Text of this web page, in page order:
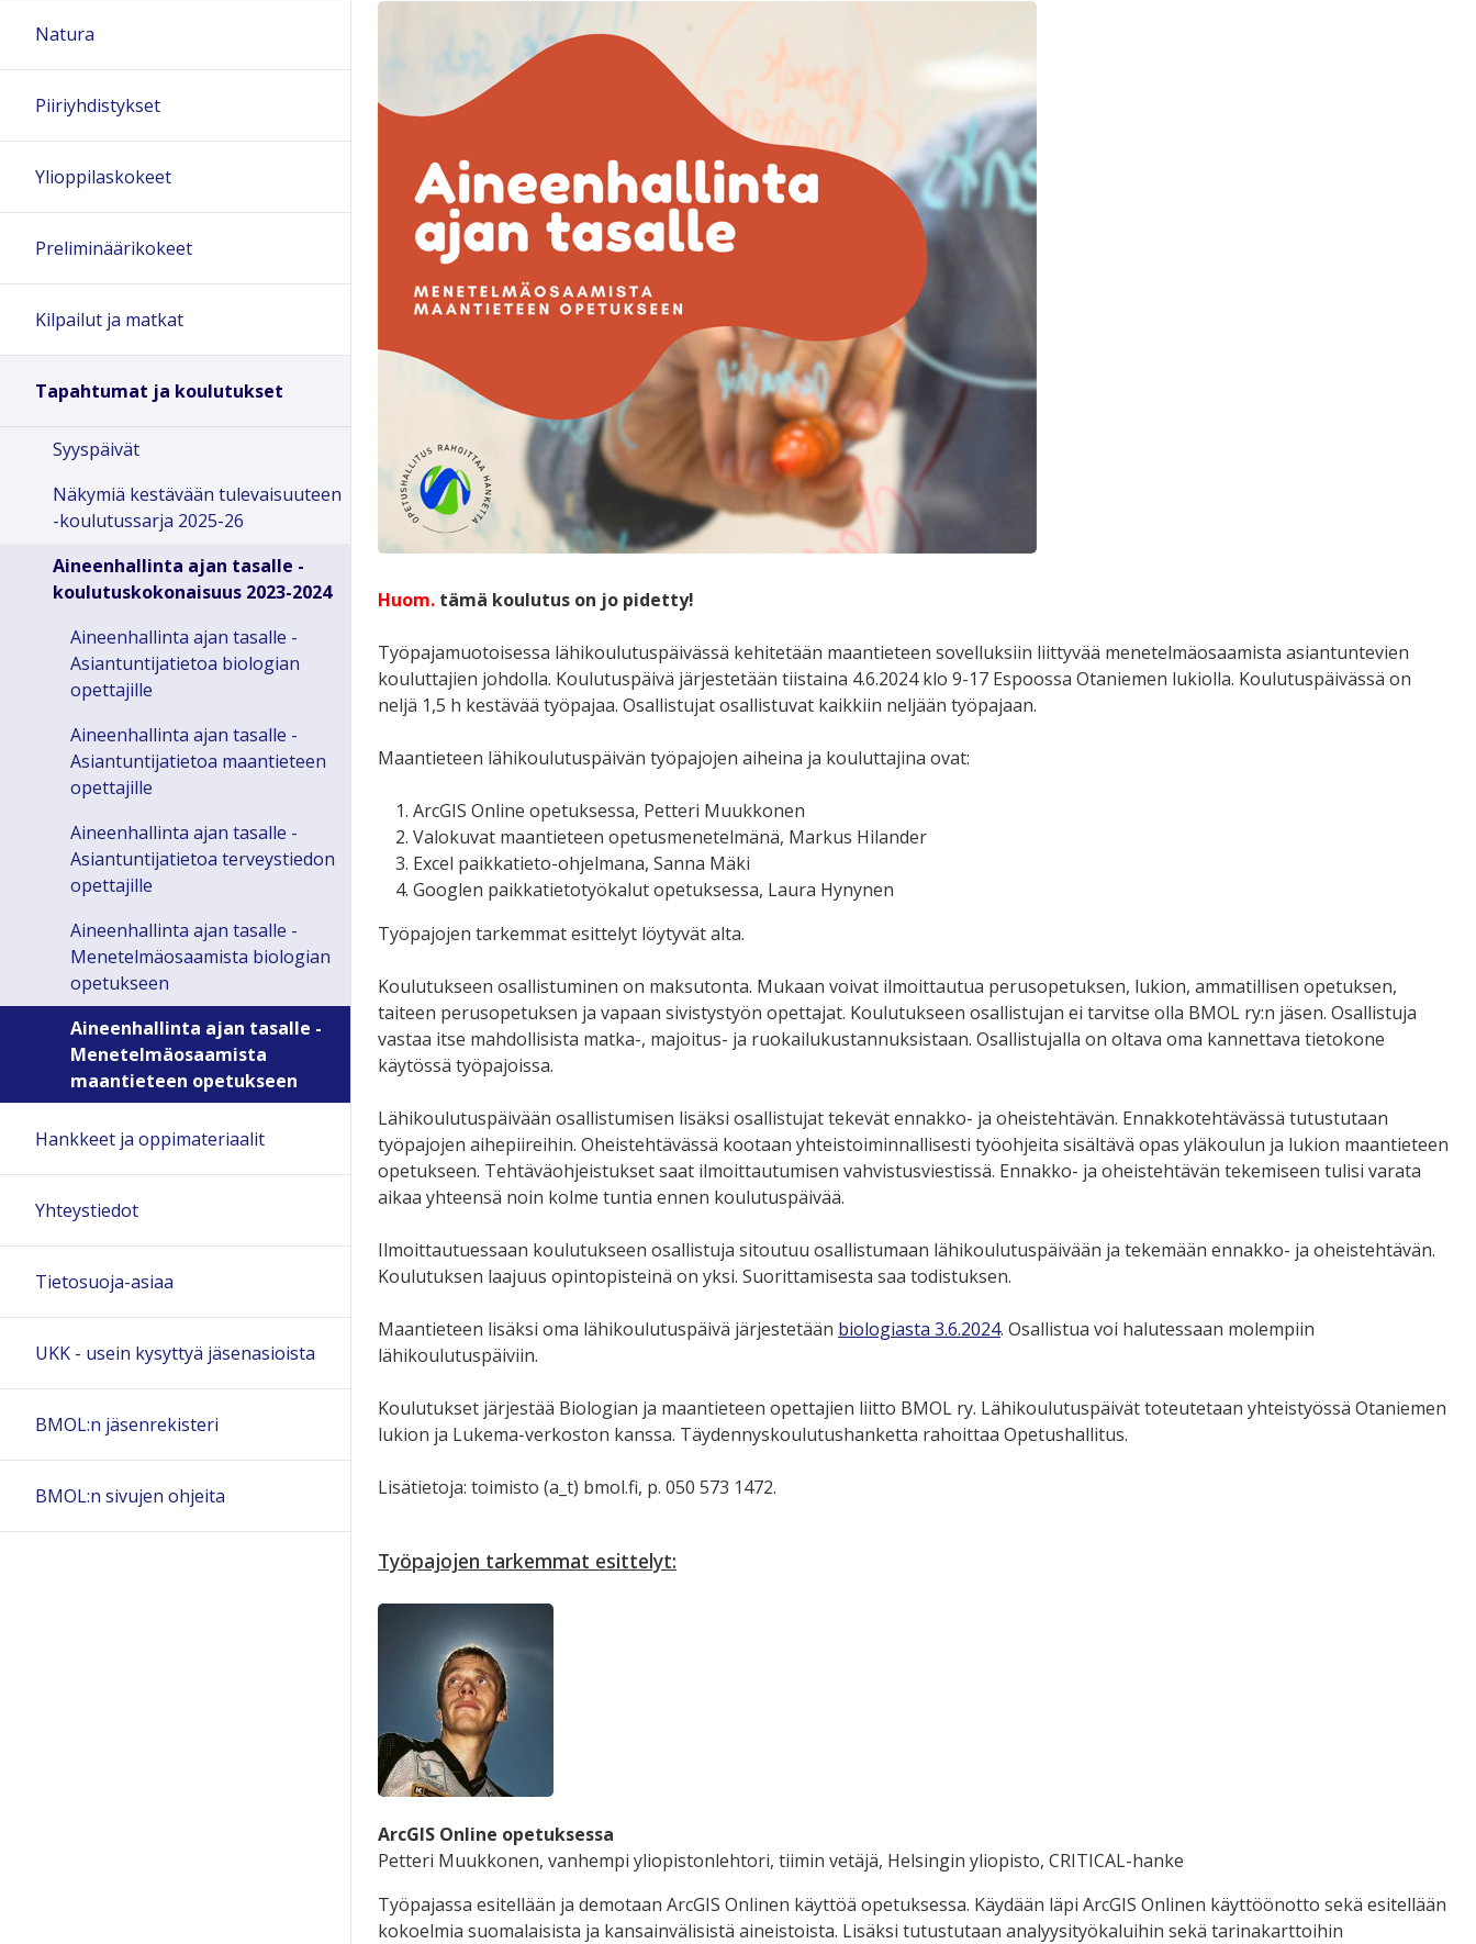
Huom. tämä koulutus on jo pidetty!
Työpajamuotoisessa lähikoulutuspäivässä kehitetään maantieteen sovelluksiin liittyvää menetelmäosaamista asiantuntevien
kouluttajien johdolla. Koulutuspäivä järjestetään tiistaina 4.6.2024 klo 9-17 Espoossa Otaniemen lukiolla. Koulutuspäivässä on
neljä 1,5 h kestävää työpajaa. Osallistujat osallistuvat kaikkiin neljään työpajaan.
Maantieteen lähikoulutuspäivän työpajojen aiheina ja kouluttajina ovat:
ArcGIS Online opetuksessa, Petteri Muukkonen
Valokuvat maantieteen opetusmenetelmänä, Markus Hilander
Excel paikkatieto-ohjelmana, Sanna Mäki
Googlen paikkatietotyökalut opetuksessa, Laura Hynynen
Työpajojen tarkemmat esittelyt löytyvät alta.
Koulutukseen osallistuminen on maksutonta. Mukaan voivat ilmoittautua perusopetuksen, lukion, ammatillisen opetuksen,
taiteen perusopetuksen ja vapaan sivistystyön opettajat. Koulutukseen osallistujan ei tarvitse olla BMOL ry:n jäsen. Osallistuja
vastaa itse mahdollisista matka-, majoitus- ja ruokailukustannuksistaan. Osallistujalla on oltava oma kannettava tietokone
käytössä työpajoissa.
Lähikoulutuspäivään osallistumisen lisäksi osallistujat tekevät ennakko- ja oheistehtävän. Ennakkotehtävässä tutustutaan
työpajojen aihepiireihin. Oheistehtävässä kootaan yhteistoiminnallisesti työohjeita sisältävä opas yläkoulun ja lukion maantieteen
opetukseen. Tehtäväohjeistukset saat ilmoittautumisen vahvistusviestissä. Ennakko- ja oheistehtävän tekemiseen tulisi varata
aikaa yhteensä noin kolme tuntia ennen koulutuspäivää.
Ilmoittautuessaan koulutukseen osallistuja sitoutuu osallistumaan lähikoulutuspäivään ja tekemään ennakko- ja oheistehtävän.
Koulutuksen laajuus opintopisteinä on yksi. Suorittamisesta saa todistuksen.
Maantieteen lisäksi oma lähikoulutuspäivä järjestetään biologiasta 3.6.2024. Osallistua voi halutessaan molempiin
lähikoulutuspäiviin.
Koulutukset järjestää Biologian ja maantieteen opettajien liitto BMOL ry. Lähikoulutuspäivät toteutetaan yhteistyössä Otaniemen
lukion ja Lukema-verkoston kanssa. Täydennyskoulutushanketta rahoittaa Opetushallitus.
Lisätietoja: toimisto (a_t) bmol.fi, p. 050 573 1472.
Työpajojen tarkemmat esittelyt:
ArcGIS Online opetuksessa
Petteri Muukkonen, vanhempi yliopistonlehtori, tiimin vetäjä, Helsingin yliopisto, CRITICAL-hanke
Työpajassa esitellään ja demotaan ArcGIS Onlinen käyttöä opetuksessa. Käydään läpi ArcGIS Onlinen käyttöönotto sekä esitellään
kokoelmia suomalaisista ja kansainvälisistä aineistoista. Lisäksi tutustutaan analyysityökaluihin sekä tarinakarttoihin
Natura
Piiriyhdistykset
Ylioppilaskokeet
Preliminäärikokeet
Kilpailut ja matkat
Tapahtumat ja koulutukset
Syyspäivät
Näkymiä kestävään tulevaisuuteen
-koulutussarja 2025-26
Aineenhallinta ajan tasalle -
koulutuskokonaisuus 2023-2024
Aineenhallinta ajan tasalle -
Asiantuntijatietoa biologian
opettajille
Aineenhallinta ajan tasalle -
Asiantuntijatietoa maantieteen
opettajille
Aineenhallinta ajan tasalle -
Asiantuntijatietoa terveystiedon
opettajille
Aineenhallinta ajan tasalle -
Menetelmäosaamista biologian
opetukseen
Aineenhallinta ajan tasalle -
Menetelmäosaamista
maantieteen opetukseen
Hankkeet ja oppimateriaalit
Yhteystiedot
Tietosuoja-asiaa
UKK - usein kysyttyä jäsenasioista
BMOL:n jäsenrekisteri
BMOL:n sivujen ohjeita